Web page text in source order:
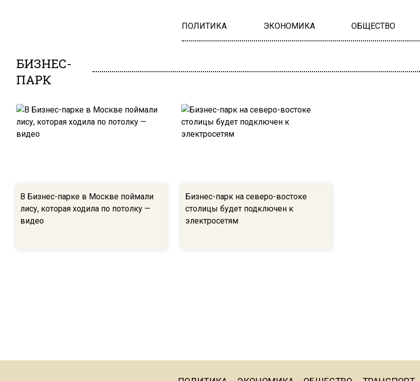
ПОЛИТИКА ЭКОНОМИКА ОБЩЕСТВО
БИЗНЕС-
ПАРК
В Бизнес-парке в Москве поймали
лису, которая ходила по потолку —
видео
Бизнес-парк на северо-востоке
столицы будет подключен к
электросетям